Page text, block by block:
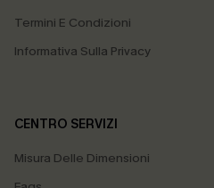
Termini E Condizioni
Informativa Sulla Privacy
CENTRO SERVIZI
Misura Delle Dimensioni